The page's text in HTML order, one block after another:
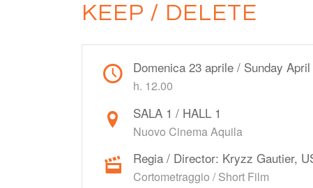
KEEP / DELETE
Domenica 23 aprile / Sunday
h. 12.00
SALA 1 / HALL 1
Nuovo Cinema Aquila
Regia / Director: Kryzz Gautier,
Cortometraggio / Short Film